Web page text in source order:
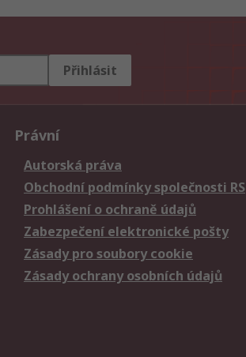
Přihlásit
Právní
Autorská práva
Obchodní podmínky společnosti RS
Prohlášení o ochraně údajů
Zabezpečení elektronické pošty
Zásady pro soubory cookie
Zásady ochrany osobních údajů